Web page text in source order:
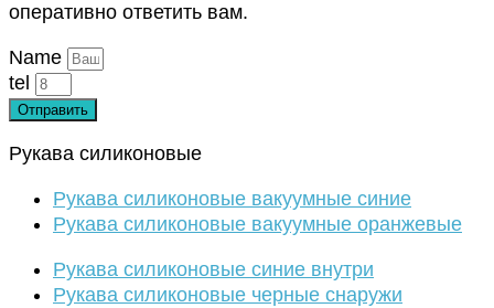
оперативно ответить вам.
Name
tel
Отправить
Рукава силиконовые
Рукава силиконовые вакуумные синие
Рукава силиконовые вакуумные оранжевые
Рукава силиконовые синие внутри
Рукава силиконовые черные снаружи